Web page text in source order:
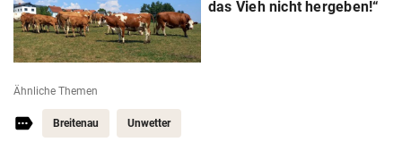
das Vieh nicht hergeben!“
Ähnliche Themen
Breitenau Unwetter